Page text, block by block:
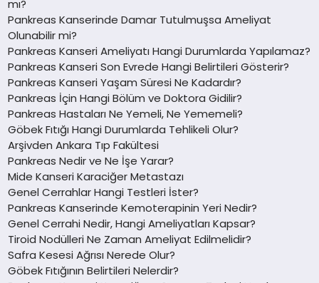
mı?
Pankreas Kanserinde Damar Tutulmuşsa Ameliyat
Olunabilir mi?
Pankreas Kanseri Ameliyatı Hangi Durumlarda Yapılamaz?
Pankreas Kanseri Son Evrede Hangi Belirtileri Gösterir?
Pankreas Kanseri Yaşam Süresi Ne Kadardır?
Pankreas İçin Hangi Bölüm ve Doktora Gidilir?
Pankreas Hastaları Ne Yemeli, Ne Yememeli?
Göbek Fıtığı Hangi Durumlarda Tehlikeli Olur?
Arşivden Ankara Tıp Fakültesi
Pankreas Nedir ve Ne İşe Yarar?
Mide Kanseri Karaciğer Metastazı
Genel Cerrahlar Hangi Testleri İster?
Pankreas Kanserinde Kemoterapinin Yeri Nedir?
Genel Cerrahi Nedir, Hangi Ameliyatları Kapsar?
Tiroid Nodülleri Ne Zaman Ameliyat Edilmelidir?
Safra Kesesi Ağrısı Nerede Olur?
Göbek Fıtığının Belirtileri Nelerdir?